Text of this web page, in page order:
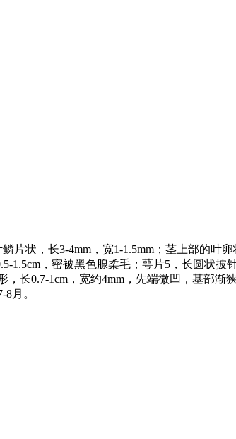
状，长3-4mm，宽1-1.5mm；茎上部的叶
，密被黑色腺柔毛；萼片5，长圆状披
长0.7-1cm，宽约4mm，先端微凹，基部渐
月。